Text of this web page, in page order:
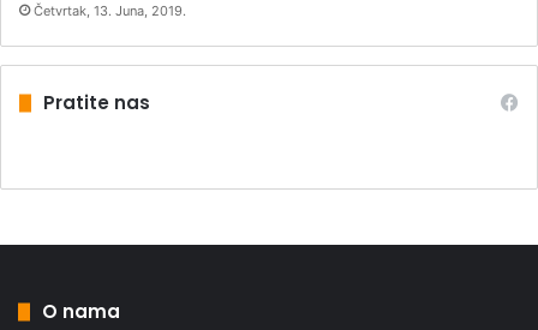
Četvrtak, 13. Juna, 2019.
Pratite nas
O nama